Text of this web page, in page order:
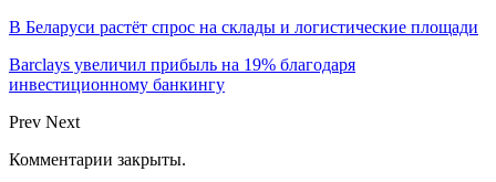
В Беларуси растёт спрос на склады и логистические площади
Barclays увеличил прибыль на 19% благодаря
инвестиционному банкингу
Prev Next
Комментарии закрыты.